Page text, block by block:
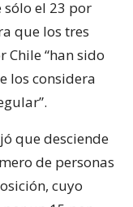
el 23 por
que los tres
Chile “han sido
los considera
que desciende
de personas
cuyo